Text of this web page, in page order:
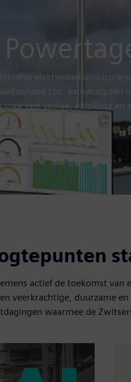
elektriciteitsindustrie
Ltd. aanwezig zijn
een veilige, efficiënte en
actief de toekomst van
veerkrachtige, duurzame
waarmee de